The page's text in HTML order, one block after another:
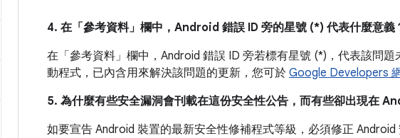
4. 在「參考資料」 欄中，Android 錯誤 ID 旁的星號 (*) 代表什麼意義
在「參考資料」欄中， Android 錯誤 ID 旁若標有星號 (*)，代表該問
動程式，已內含用來解決該問題的更新，您可於 Google Developers
5. 為什麼有些安全漏洞會刊載在這份安全性公告，而有些卻出現在
如要宣告 Android 裝置的最新安全性修補程式等級，必須修正